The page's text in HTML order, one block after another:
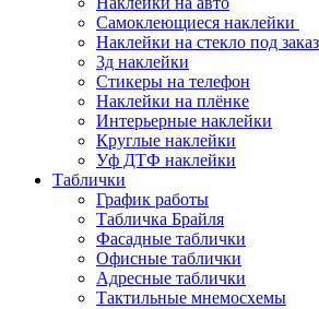
Самоклеющиеся наклейки
Наклейки на стекло под заказ
3д наклейки
Cтикеры на телефон
Наклейки на плёнке
Интерьерные наклейки
Круглые наклейки
Уф ДТФ наклейки
Таблички
График работы
Табличка Брайля
Фасадные таблички
Офисные таблички
Адресные таблички
Тактильные мнемосхемы